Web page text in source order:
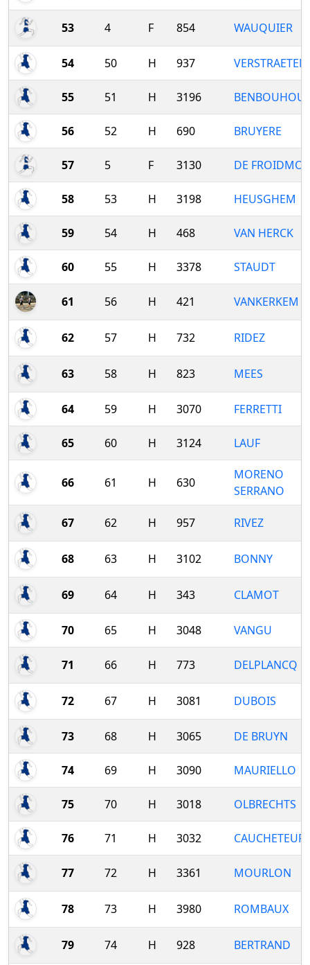
53 4 F 854 WAUQUIER
54 50 H 937 VERSTRAETEN
55 51 H 3196
56 52 H 690 BRUYERE
57 5 F 3130 DE
58 53 H 3198 HEUSGHEM
59 54 H 468 VAN HERCK
60 55 H 3378 STAUDT
61 56 H 421 VANKERKEM
62 57 H 732 RIDEZ
63 58 H 823 MEES
64 59 H 3070 FERRETTI
65 60 H 3124 LAUF
66 61 H 630
MORENO
SERRANO
67 62 H 957 RIVEZ
68 63 H 3102 BONNY
69 64 H 343 CLAMOT
70 65 H 3048 VANGU
71 66 H 773 DELPLANCQ
72 67 H 3081 DUBOIS
73 68 H 3065 DE BRUYN
74 69 H 3090 MAURIELLO
75 70 H 3018 OLBRECHTS
76 71 H 3032 CAUCHETEUR
77 72 H 3361 MOURLON
78 73 H 3980 ROMBAUX
79 74 H 928 BERTRAND